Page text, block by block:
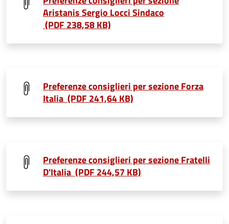
Aristanis Sergio Locci Sindaco
(PDF 238,58 KB)
Preferenze consiglieri per sezione Forza
Italia (PDF 241,64 KB)
Preferenze consiglieri per sezione Fratelli
D'Italia (PDF 244,57 KB)